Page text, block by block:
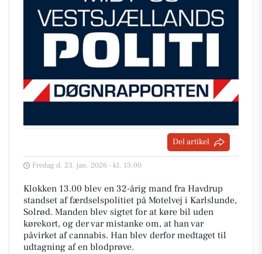
Del artikel
Fredag d. 23. jan. 2026 - kl. 13:00
Klokken 13.00 blev en 32-årig mand fra Havdrup
standset af færdselspolitiet på Motelvej i Karlslunde,
Solrød. Manden blev sigtet for at køre bil uden
kørekort, og der var mistanke om, at han var
påvirket af cannabis. Han blev derfor medtaget til
udtagning af en blodprøve.